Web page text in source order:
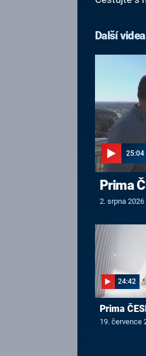
Další
25:04
Prima
2. srpna 2026
24:42
Prima
19. července